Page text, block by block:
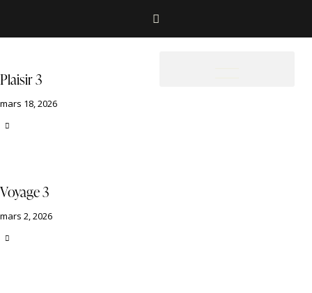
Plaisir 3
mars 18, 2026
Voyage 3
mars 2, 2026